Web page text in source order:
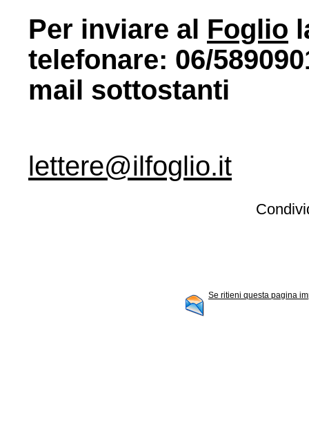
Per inviare al Foglio
telefonare: 06/
mail sottostanti
lettere@ilfoglio.it
Se ritieni questa pagina